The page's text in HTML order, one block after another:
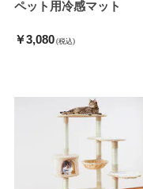
ペット用冷感マット
￥3,080 (税込)